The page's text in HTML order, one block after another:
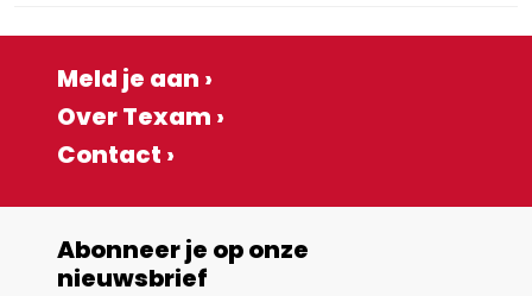
Meld je aan ›
Over Texam ›
Contact ›
Abonneer je op onze
nieuwsbrief